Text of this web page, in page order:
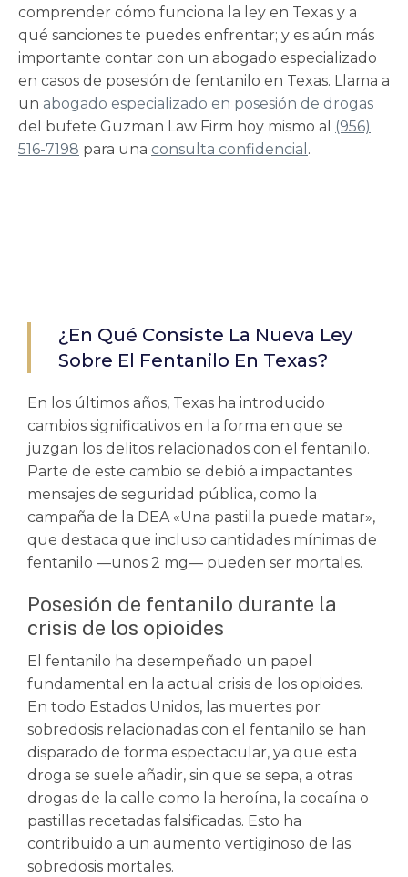
comprender cómo funciona la ley en Texas y a
qué sanciones te puedes enfrentar; y es aún más
importante contar con un abogado especializado
en casos de posesión de fentanilo en Texas. Llama a
un abogado especializado en posesión de drogas
del bufete Guzman Law Firm hoy mismo al
(956)
516-7198 para una consulta confidencial .
¿En Qué Consiste La Nueva Ley
Sobre El Fentanilo En Texas?
En los últimos años, Texas ha introducido
cambios significativos en la forma en que se
juzgan los delitos relacionados con el fentanilo.
Parte de este cambio se debió a impactantes
mensajes de seguridad pública, como la
campaña de la DEA «Una pastilla puede matar»,
que destaca que incluso cantidades mínimas de
fentanilo —unos 2 mg— pueden ser mortales.
Posesión de fentanilo durante la
crisis de los opioides
El fentanilo ha desempeñado un papel
fundamental en la actual crisis de los opioides.
En todo Estados Unidos, las muertes por
sobredosis relacionadas con el fentanilo se han
disparado de forma espectacular, ya que esta
droga se suele añadir, sin que se sepa, a otras
drogas de la calle como la heroína, la cocaína o
pastillas recetadas falsificadas. Esto ha
contribuido a un aumento vertiginoso de las
sobredosis mortales.